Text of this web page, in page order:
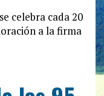
celebra cada 20
a la firma